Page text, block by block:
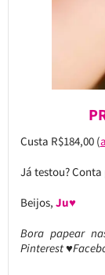
Custa R$184,00 (
Já testou?
Beijos, Ju♥
Bora papear
Pinterest